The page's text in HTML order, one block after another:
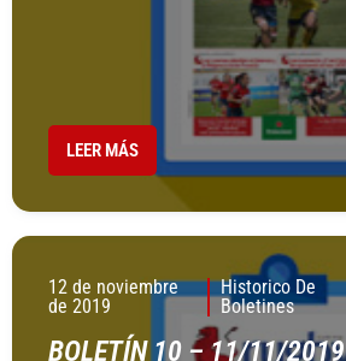
LEER MÁS
12 de noviembre
de 2019
Historico De
Boletines
BOLETÍN 10 – 11/11/2019